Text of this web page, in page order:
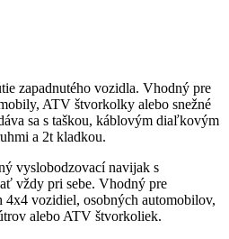
zapadnutého vozidla. Vhodný pre
ATV štvorkolky alebo snežné
sa s taškou, káblovým diaľkovým
a 2t kladkou.
vyslobodzovací navijak s
vždy pri sebe. Vhodný pre
vozidiel, osobných automobilov,
alebo ATV štvorkoliek.